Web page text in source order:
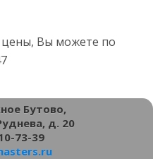
Вы можете по
Бутово,
д. 20
73-39